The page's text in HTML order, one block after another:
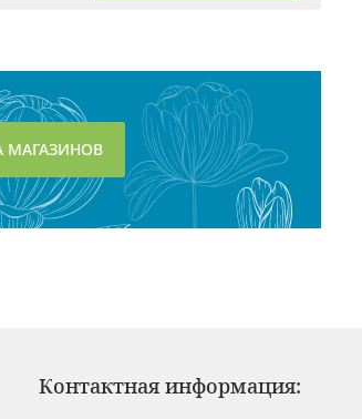
МАГАЗИНОВ
Контактная информация: